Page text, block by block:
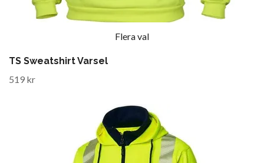
Flera val
TS Sweatshirt Varsel
519 kr